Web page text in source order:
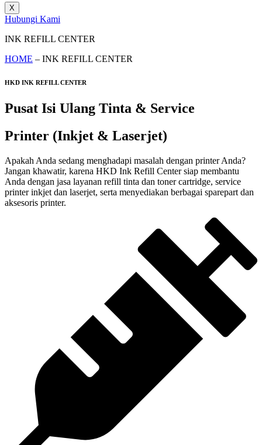
X
Hubungi Kami
INK REFILL CENTER
HOME – INK REFILL CENTER
HKD INK REFILL CENTER
Pusat Isi Ulang Tinta & Service
Printer (Inkjet & Laserjet)
Apakah Anda sedang menghadapi masalah dengan printer Anda?
Jangan khawatir, karena HKD Ink Refill Center siap membantu
Anda dengan jasa layanan refill tinta dan toner cartridge, service
printer inkjet dan laserjet, serta menyediakan berbagai sparepart dan
aksesoris printer.